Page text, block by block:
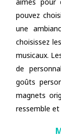
pouvez
une
choisissez
musicaux.
de
goûts
magnets
ressemble et